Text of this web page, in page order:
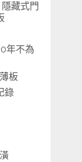
藏式門
年不為
板
錄